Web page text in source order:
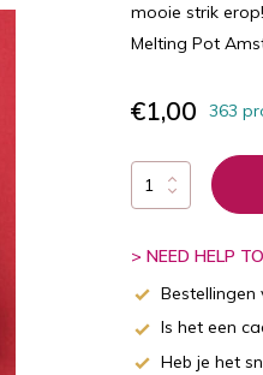
mooie strik
Melting Pot
€1,00 363
> NEED HELP
Is het een
Heb je het